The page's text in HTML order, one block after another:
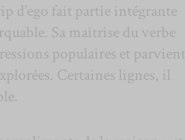
d’ego fait partie intégrante
Sa maîtrise du verbe
populaires et parvient
Certaines lignes, il